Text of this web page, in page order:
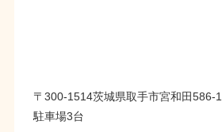
〒300-1514茨城県取手市宮和田586-1
駐車場3台